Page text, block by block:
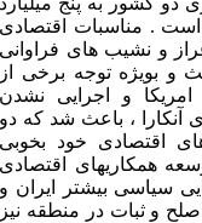
است . مناسبات اقتصادی
و نشیب های فراوانی
و بویژه توجه برخی از
و اجرایی نشدن
آنکارا ، باعث شد که دو
اقتصادی خود بخوبی
همکاریهای اقتصادی
سیاسی بیشتر ایران و
و ثبات در منطقه نیز